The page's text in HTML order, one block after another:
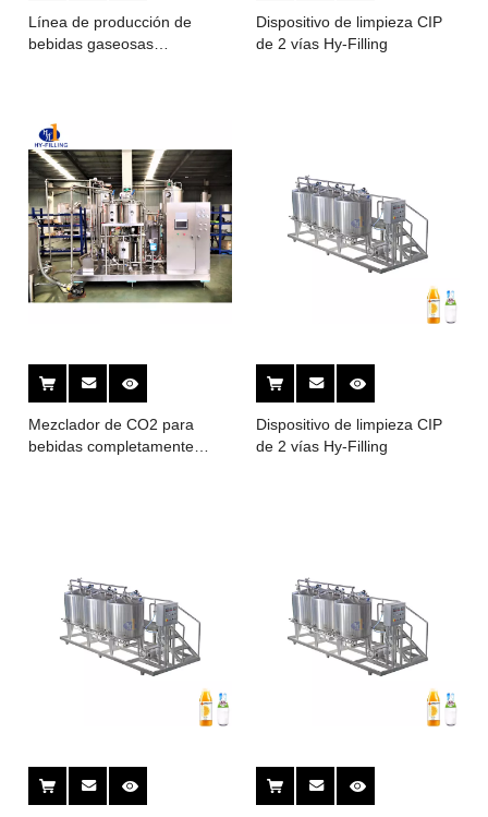
Línea de producción de
bebidas gaseosas
carbonatadas/máquina de
agua carbonatada
Dispositivo de limpieza CIP
de 2 vías Hy-Filling
Mezclador de CO2 para
bebidas completamente
Dispositivo de limpieza CIP
de 2 vías Hy-Filling